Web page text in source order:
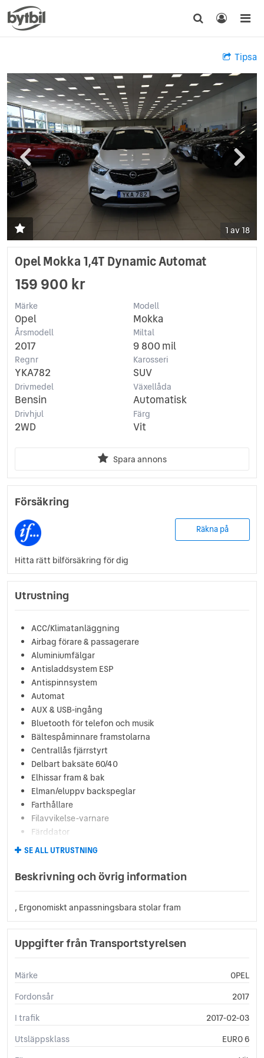
Tipsa
1 av 18
Opel Mokka 1,4T Dynamic Automat
159 900 kr
Märke
Opel
Modell
Mokka
Årsmodell
2017
Miltal
9 800 mil
Regnr
YKA782
Karosseri
SUV
Drivmedel
Bensin
Växellåda
Automatisk
Drivhjul
2WD
Färg
Vit
Spara annons
Försäkring
Räkna på
Hitta rätt bilförsäkring för dig
Utrustning
ACC/Klimatanläggning
Airbag förare & passagerare
Aluminiumfälgar
Antisladdsystem ESP
Antispinnsystem
Automat
AUX & USB-ingång
Bluetooth för telefon och musik
Bältespåminnare framstolarna
Centrallås fjärrstyrt
Delbart baksäte 60/40
Elhissar fram & bak
Elman/eluppv backspeglar
Farthållare
Filavvikelse-varnare
Färddator
Kamkedja
Kollisisionsvarnare
Mugghållare Fram
Möjlighet till "0:-" Kontant
Navigation (GPS)
Parkeringssensor fram och bak
Servicebok
Servostyrning
Stereo
Stöd för Android Auto
Stöd för Apple Carplay
Tonade rutor
SE ALL UTRUSTNING
Beskrivning och övrig information
, Ergonomiskt anpassningsbara stolar fram
Uppgifter från Transportstyrelsen
Märke
OPEL
Fordonsår
2017
I trafik
2017-02-03
Utsläppsklass
EURO 6